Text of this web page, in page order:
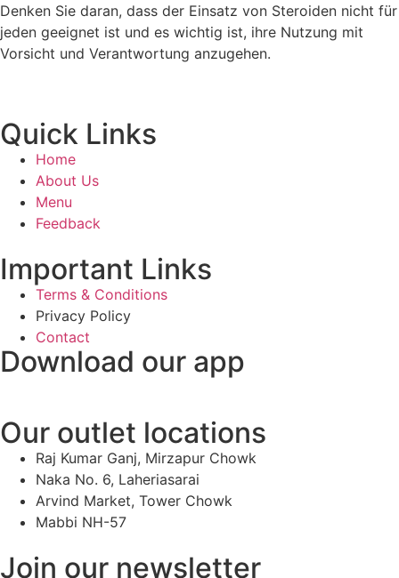
Denken Sie daran, dass der Einsatz von Steroiden nicht für
jeden geeignet ist und es wichtig ist, ihre Nutzung mit
Vorsicht und Verantwortung anzugehen.
Quick Links
Home
About Us
Menu
Feedback
Important Links
Terms & Conditions
Privacy Policy
Contact
Download our app
Our outlet locations
Raj Kumar Ganj, Mirzapur Chowk
Naka No. 6, Laheriasarai
Arvind Market, Tower Chowk
Mabbi NH-57
Join our newsletter